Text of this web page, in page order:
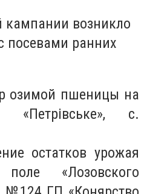
кампании возникло
посевами ранних
озимой пшеницы на
«Петрівське», с.
остатков урожая
«Лозовского